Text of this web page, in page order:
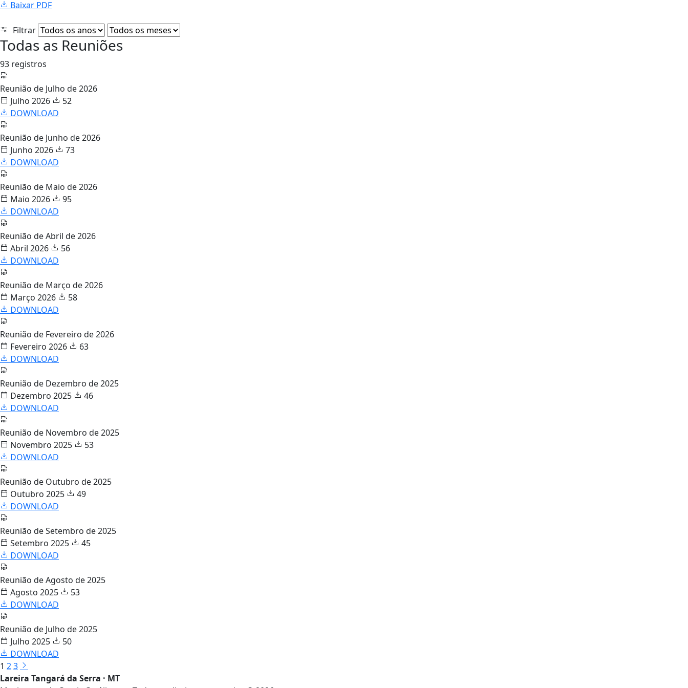
Baixar PDF
Filtrar
Todas as Reuniões
93 registros
Reunião de Julho de 2026
Julho 2026
52
DOWNLOAD
Reunião de Junho de 2026
Junho 2026
73
DOWNLOAD
Reunião de Maio de 2026
Maio 2026
95
DOWNLOAD
Reunião de Abril de 2026
Abril 2026
56
DOWNLOAD
Reunião de Março de 2026
Março 2026
58
DOWNLOAD
Reunião de Fevereiro de 2026
Fevereiro 2026
63
DOWNLOAD
Reunião de Dezembro de 2025
Dezembro 2025
46
DOWNLOAD
Reunião de Novembro de 2025
Novembro 2025
53
DOWNLOAD
Reunião de Outubro de 2025
Outubro 2025
49
DOWNLOAD
Reunião de Setembro de 2025
Setembro 2025
45
DOWNLOAD
Reunião de Agosto de 2025
Agosto 2025
53
DOWNLOAD
Reunião de Julho de 2025
Julho 2025
50
DOWNLOAD
1 23
Lareira Tangará da Serra · MT